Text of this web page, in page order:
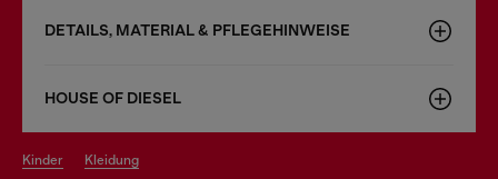
DETAILS, MATERIAL & PFLEGEHINWEISE
HOUSE OF DIESEL
kinder kleidung